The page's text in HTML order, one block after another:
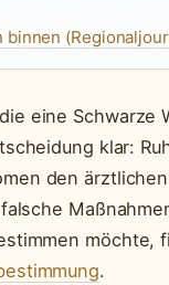
binnen
eine Schwarze
klar:
den
möchte,
.